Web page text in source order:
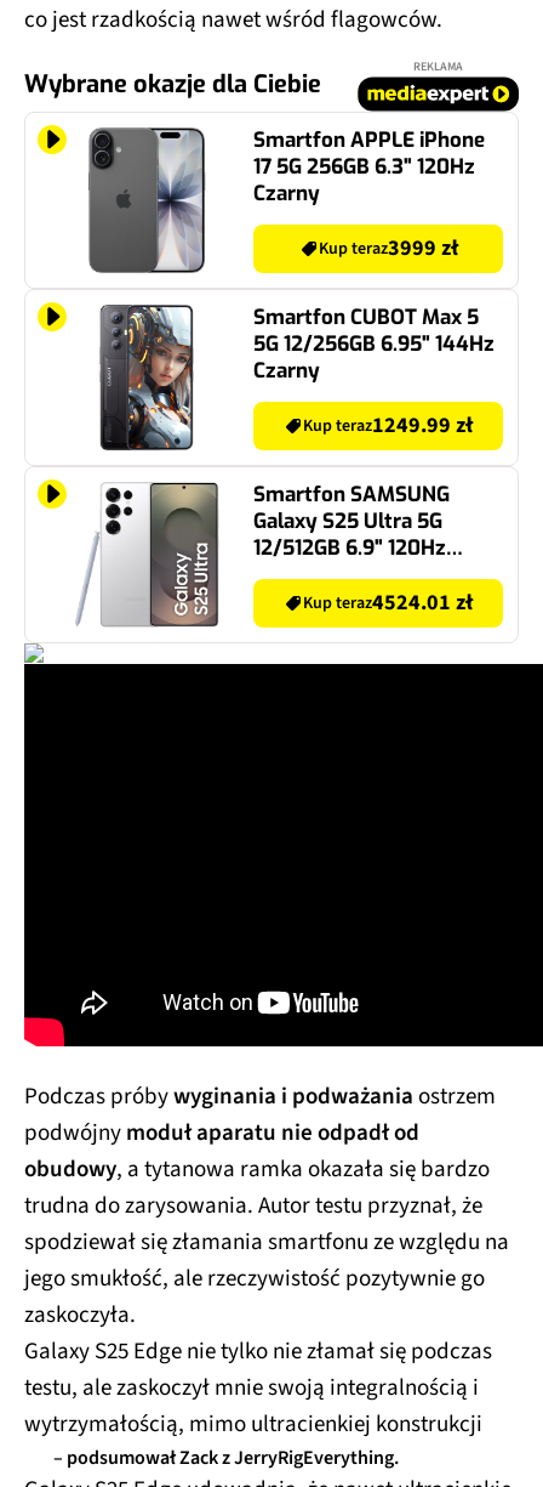
co jest rzadkością nawet wśród flagowców.
Wybrane okazje dla Ciebie
REKLAMA
Smartfon APPLE iPhone
17 5G 256GB 6.3" 120Hz
Czarny
Kup teraz3999 zł
Smartfon CUBOT Max 5
5G 12/256GB 6.95" 144Hz
Czarny
Kup teraz1249.99 zł
Smartfon SAMSUNG
Galaxy S25 Ultra 5G
12/512GB 6.9" 120Hz
Srebrny SM-S938 EU
Kup teraz4524.01 zł
Podczas próbywyginania i podważaniaostrzem
podwójnymoduł aparatu nie odpadł od
obudowy, a tytanowa ramka okazała się bardzo
trudna do zarysowania. Autor testu przyznał, że
spodziewał się złamania smartfonu ze względu na
jego smukłość, ale rzeczywistość pozytywnie go
zaskoczyła.
Galaxy S25 Edge nie tylko nie złamał się podczas
testu, ale zaskoczył mnie swoją integralnością i
wytrzymałością, mimo ultracienkiej konstrukcji
– podsumował Zack z JerryRigEverything.